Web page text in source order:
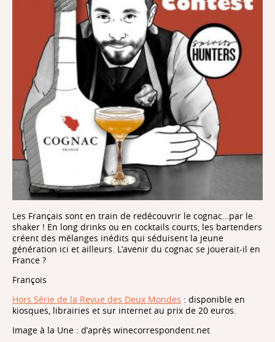
Les Français sont en train de redécouvrir le cognac…par le
shaker ! En long drinks ou en cocktails courts, les bartenders
créent des mélanges inédits qui séduisent la jeune
génération ici et ailleurs. L’avenir du cognac se jouerait-il en
France ?
François
Hors Série de la Revue des Deux Mondes : disponible en
kiosques, librairies et sur internet au prix de 20 euros.
Image à la Une : d’après winecorrespondent.net